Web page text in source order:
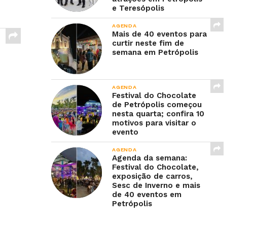
e Teresópolis
AGENDA
Mais de 40 eventos para
curtir neste fim de
semana em Petrópolis
AGENDA
Festival do Chocolate
de Petrópolis começou
nesta quarta; confira 10
motivos para visitar o
evento
AGENDA
Agenda da semana:
Festival do Chocolate,
exposição de carros,
Sesc de Inverno e mais
de 40 eventos em
Petrópolis